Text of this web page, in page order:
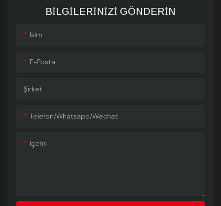
BILGILERINIZI GÖNDERIN
Isim
E-Posta
Şirket
Telefon/whatsapp/wechat
Içerik